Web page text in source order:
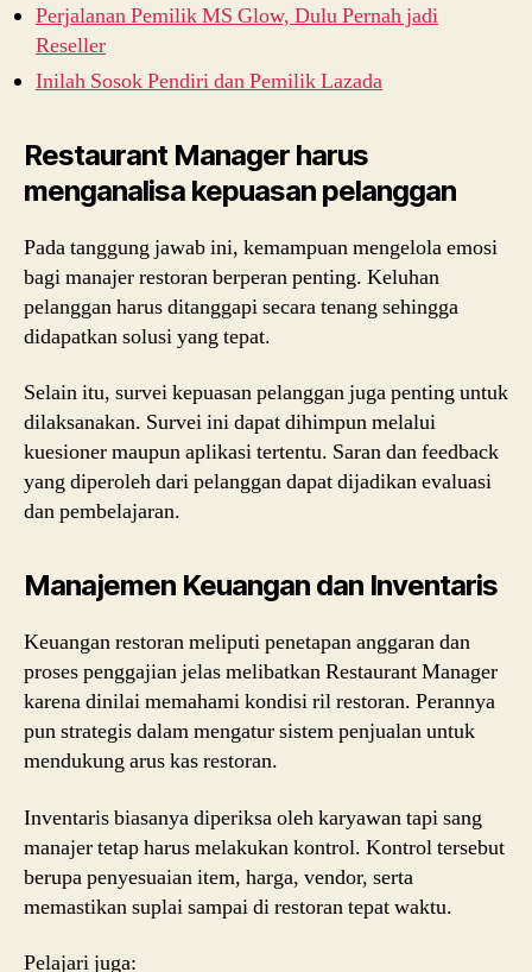
Perjalanan Pemilik MS Glow, Dulu Pernah jadi
Reseller
Inilah Sosok Pendiri dan Pemilik Lazada
Restaurant Manager harus
menganalisa kepuasan pelanggan
Pada tanggung jawab ini, kemampuan mengelola emosi
bagi manajer restoran berperan penting. Keluhan
pelanggan harus ditanggapi secara tenang sehingga
didapatkan solusi yang tepat.
Selain itu, survei kepuasan pelanggan juga penting untuk
dilaksanakan. Survei ini dapat dihimpun melalui
kuesioner maupun aplikasi tertentu. Saran dan feedback
yang diperoleh dari pelanggan dapat dijadikan evaluasi
dan pembelajaran.
Manajemen Keuangan dan Inventaris
Keuangan restoran meliputi penetapan anggaran dan
proses penggajian jelas melibatkan Restaurant Manager
karena dinilai memahami kondisi ril restoran. Perannya
pun strategis dalam mengatur sistem penjualan untuk
mendukung arus kas restoran.
Inventaris biasanya diperiksa oleh karyawan tapi sang
manajer tetap harus melakukan kontrol. Kontrol tersebut
berupa penyesuaian item, harga, vendor, serta
memastikan suplai sampai di restoran tepat waktu.
Pelajari juga: